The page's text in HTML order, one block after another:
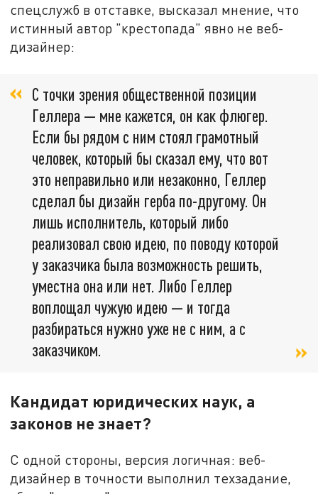
спецслужб в отставке, высказал мнение, что
истинный автор "крестопада" явно не веб-
дизайнер:
С точки зрения общественной позиции
Геллера — мне кажется, он как флюгер.
Если бы рядом с ним стоял грамотный
человек, который бы сказал ему, что вот
это неправильно или незаконно, Геллер
сделал бы дизайн герба по-другому. Он
лишь исполнитель, который либо
реализовал свою идею, по поводу которой
у заказчика была возможность решить,
уместна она или нет. Либо Геллер
воплощал чужую идею — и тогда
разбираться нужно уже не с ним, а с
заказчиком.
Кандидат юридических наук, а
законов не знает?
С одной стороны, версия логичная: веб-
дизайнер в точности выполнил техзадание,